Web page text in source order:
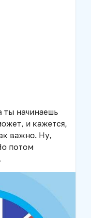
ты начинаешь
и кажется,
важно. Ну,
потом